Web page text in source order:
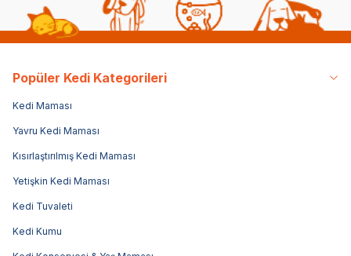
Popüler Kedi Kategorileri
Kedi Maması
Yavru Kedi Maması
Kısırlaştırılmış Kedi Maması
Yetişkin Kedi Maması
Kedi Tuvaleti
Kedi Kumu